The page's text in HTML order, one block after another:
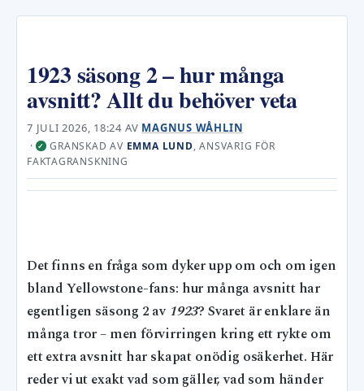
1923 säsong 2 – hur många
avsnitt? Allt du behöver veta
7 JULI 2026, 18:24 AV MAGNUS WÅHLIN
·✓ GRANSKAD AV EMMA LUND, ANSVARIG FÖR
FAKTAGRANSKNING
Det finns en fråga som dyker upp om och om igen
bland Yellowstone-fans: hur många avsnitt har
egentligen säsong 2 av 1923? Svaret är enklare än
många tror – men förvirringen kring ett rykte om
ett extra avsnitt har skapat onödig osäkerhet. Här
reder vi ut exakt vad som gäller, vad som händer